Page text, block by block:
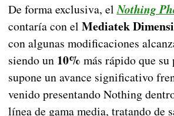
De forma exclusiva, elNothing
contaría con el Mediatek
con algunas modificaciones
siendo un 10% más rápido que su
supone un avance significativo
venido presentando Nothing
línea de gama media, tratando de